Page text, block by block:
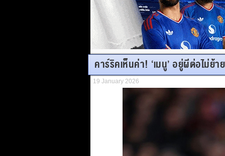
คาร์ริคเห็นค่า! ‘เมนู’ อยู่ผีต่อไม่ย้
19 January 2026